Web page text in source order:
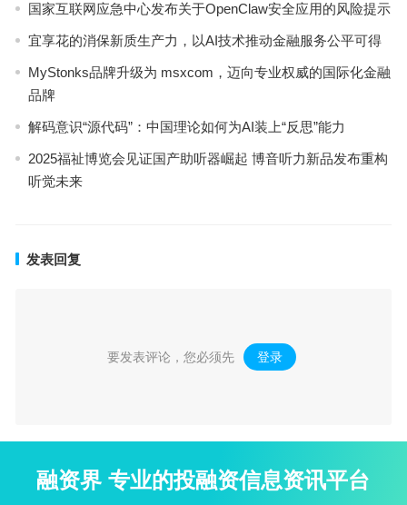
国家互联网应急中心发布关于OpenClaw安全应用的风险提示
宜享花的消保新质生产力，以AI技术推动金融服务公平可得
MyStonks品牌升级为 msxcom，迈向专业权威的国际化金融
品牌
解码意识“源代码”：中国理论如何为AI装上“反思”能力
2025福祉博览会见证国产助听器崛起 博音听力新品发布重构
听觉未来
发表回复
要发表评论，您必须先 登录 。
融资界 专业的投融资信息资讯平台